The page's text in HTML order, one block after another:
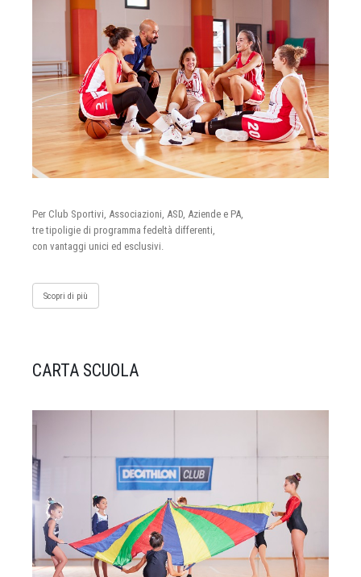
Per Club Sportivi, Associazioni, ASD, Aziende e PA,
tre tipoligie di programma fedeltà differenti,
con vantaggi unici ed esclusivi.
Scopri di più
CARTA SCUOLA